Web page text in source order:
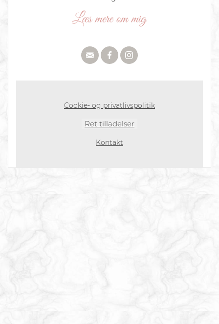
Cookie- og privatlivspolitik
Ret tilladelser
Kontakt